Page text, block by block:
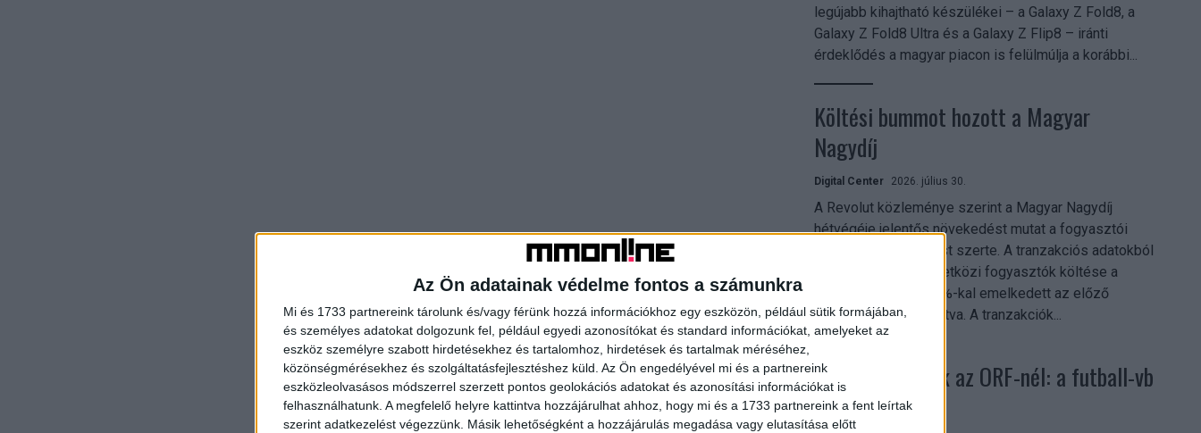
Az Ön adatainak védelme fontos a számunkra
Mi és 1733 partnereink tárolunk és/vagy férünk hozzá információkhoz egy eszközön, például sütik formájában,
és személyes adatokat dolgozunk fel, például egyedi azonosítókat és standard információkat, amelyeket az
eszköz személyre szabott hirdetésekhez és tartalomhoz, hirdetések és tartalmak méréséhez,
közönségmérésekhez és szolgáltatásfejlesztéshez küld. Az Ön engedélyével mi és a partnereink
eszközleolvasásos módszerrel szerzett pontos geolokációs adatokat és azonosítási információkat is
felhasználhatunk. A megfelelő helyre kattintva hozzájárulhat ahhoz, hogy mi és a 1733 partnereink a fent leírtak
szerint adatkezelést végezzünk. Másik lehetőségként a hozzájárulás megadása vagy elutasítása előtt
legújabb kihajtható készülékei – a Galaxy Z Fold8, a
Galaxy Z Fold8 Ultra és a Galaxy Z Flip8 – iránti
érdeklődés a magyar piacon is felülmúlja a korábbi...
Költési bummot hozott a Magyar
Nagydíj
Digital Center 2026. július 30.
A Revolut közleménye szerint a Magyar Nagydíj
hétvégéje jelentős növekedést mutat a fogyasztói
aktivitásban Budapest szerte. A tranzakciós adatokból
kiderül, hogy a nemzetközi fogyasztók költése a
versenyhétvégén 26%-kal emelkedett az előző
hétvégéhez viszonyítva. A tranzakciók...
Rekordok dőltek az ORF-nél: a futball-vb
mindent vitt